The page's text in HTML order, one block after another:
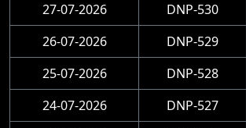
27-07-2026
DNP-530
26-07-2026
DNP-529
25-07-2026
DNP-528
24-07-2026
DNP-527